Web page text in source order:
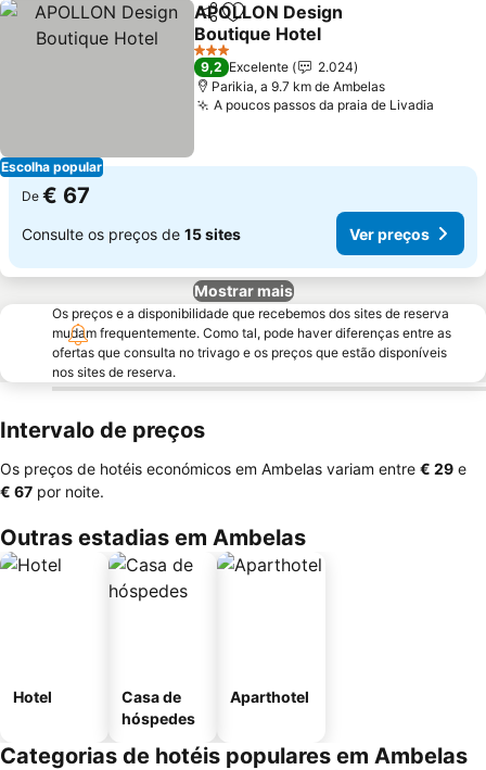
Escolha popular
PartilharAdicionar aos favoritos
APOLLON Design
Boutique Hotel
Ver preços
3 Estrelas
9,2 Excelente
2.024
Parikia, a 9.7 km de Ambelas
A poucos passos da praia de Livadia
De € 67
Consulte os preços de 15 sites Ver preços
Mostrar mais
Os preços e a disponibilidade que recebemos dos sites de reserva
mudam frequentemente. Como tal, pode haver diferenças entre as
ofertas que consulta no trivago e os preços que estão disponíveis
nos sites de reserva.
Intervalo de preços
Os preços de hotéis económicos em Ambelas variam entre ‎€ 29 e
‎€ 67 por noite.
Outras estadias em Ambelas
Hotel
Casa de
hóspedes
Aparthotel
Categorias de hotéis populares em Ambelas